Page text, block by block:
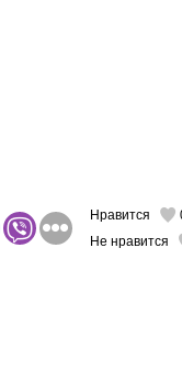
Нравится
Не нравится